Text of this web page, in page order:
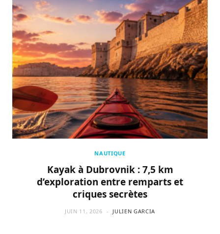
NAUTIQUE
Kayak à Dubrovnik : 7,5 km
d’exploration entre remparts et
criques secrètes
JUIN 11, 2026 JULIEN GARCIA